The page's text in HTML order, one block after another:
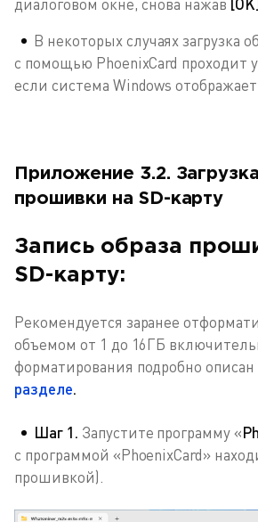
диалоговом окне, снова нажав
В некоторых случаях загрузка
с помощью PhoenixCard проходит
если система Windows
Приложение 3.2.
прошивки на SD-карту
Запись образа
SD-карту:
Рекомендуется заранее
объемом от 1 до 16ГБ
форматирования подробно описан
разделе.
Шаг 1. Запустите программу «
с программой «PhoenixCard»
прошивкой).